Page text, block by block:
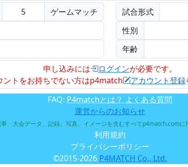
5
ゲームマッチ 試合形式
性別
年齢
申し込みには
ログインが必要です。
ントをお持ちでない方はp4match
アカウント登録
FAQ: P4matchとは？ よくある質問
運営からのお知らせ
、大会データ、記録、写真、イメージを含むすべてp4match.com
利用規約
プライバシーポリシー
©2015-2026 P4MATCH Co., Ltd.